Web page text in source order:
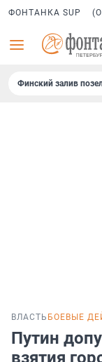
ФОНТАНКА SUP
Финский залив
ВЛАСТЬ БОЕВЫЕ
Путин
взятия